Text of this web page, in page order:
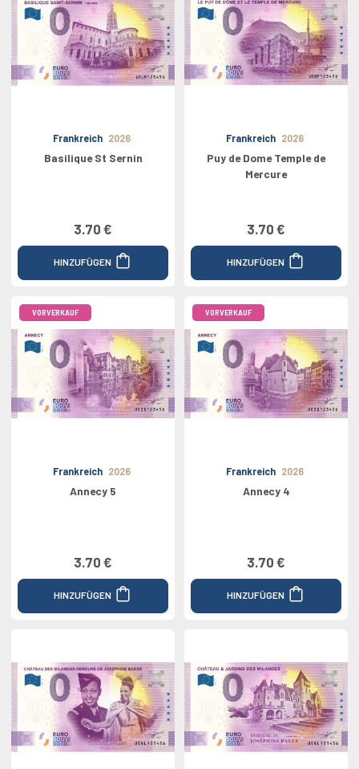
Frankreich 2026
Basilique St Sernin
3.70 €
HINZUFÜGEN
Frankreich 2026
Puy de Dome Temple de
Mercure
3.70 €
HINZUFÜGEN
VORVERKAUF
Frankreich 2026
Annecy 5
3.70 €
HINZUFÜGEN
VORVERKAUF
Frankreich 2026
Annecy 4
3.70 €
HINZUFÜGEN